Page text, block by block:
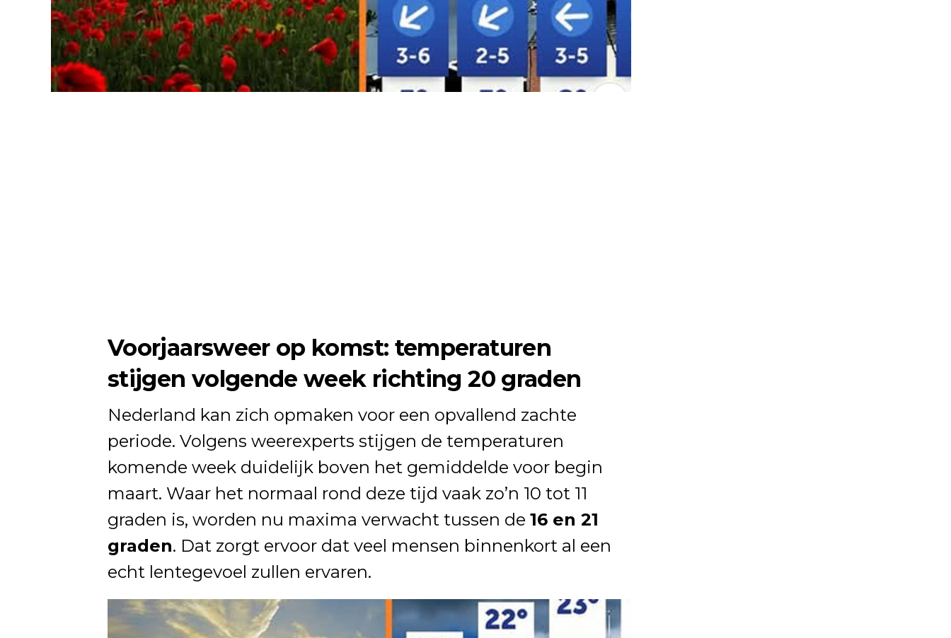
Voorjaarsweer op komst: temperaturen
stijgen volgende week richting 20 graden
Nederland kan zich opmaken voor een opvallend zachte
periode. Volgens weerexperts stijgen de temperaturen
komende week duidelijk boven het gemiddelde voor begin
maart. Waar het normaal rond deze tijd vaak zo’n 10 tot 11
graden is, worden nu maxima verwacht tussen de 16 en 21
graden. Dat zorgt ervoor dat veel mensen binnenkort al een
echt lentegevoel zullen ervaren.